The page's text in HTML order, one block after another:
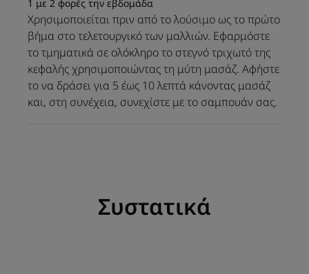
Εμπλουτισμένο με
καταπραϋντικό εκχύλισμα
λουλουδιών Asteraceae,
καταπραΰνει άμεσα το
τριχωτό της κεφαλής για
άνεση που διαρκεί. Τα μαλλιά
καθαρίζουν, η λιπαρότητα
1 με 2 φορές την εβδομάδα
Χρησιμοποιείται πριν από το λούσιμο ως το πρώτο
βήμα στο τελετουργικό των μαλλιών. Εφαρμόστε
το τμηματικά σε ολόκληρο το στεγνό τριχωτό της
κεφαλής χρησιμοποιώντας τη μύτη μασάζ. Αφήστε
το να δράσει για 5 έως 10 λεπτά κάνοντας μασάζ
και, στη συνέχεια, συνεχίστε με το σαμπουάν σας.
Συστατικά